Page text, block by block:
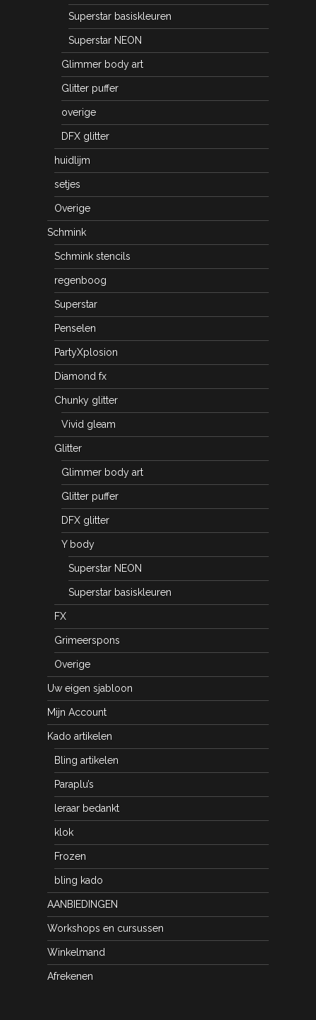
Superstar basiskleuren
Superstar NEON
Glimmer body art
Glitter puffer
overige
DFX glitter
huidlijm
setjes
Overige
Schmink
Schmink stencils
regenboog
Superstar
Penselen
PartyXplosion
Diamond fx
Chunky glitter
Vivid gleam
Glitter
Glimmer body art
Glitter puffer
DFX glitter
Y body
Superstar NEON
Superstar basiskleuren
FX
Grimeerspons
Overige
Uw eigen sjabloon
Mijn Account
Kado artikelen
Bling artikelen
Paraplu’s
leraar bedankt
klok
Frozen
bling kado
AANBIEDINGEN
Workshops en cursussen
Winkelmand
Afrekenen